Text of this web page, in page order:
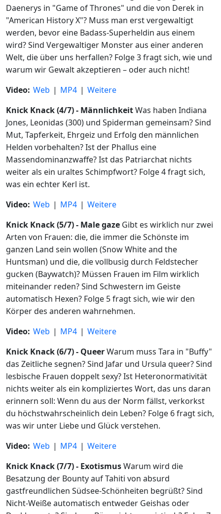
Daenerys in "Game of Thrones" und die von Derek in
"American History X"? Muss man erst vergewaltigt
werden, bevor eine Badass-Superheldin aus einem
wird? Sind Vergewaltiger Monster aus einer anderen
Welt, die über uns herfallen? Folge 3 fragt sich, wie und
warum wir Gewalt akzeptieren – oder auch nicht!
Video: Web | MP4 | Weitere
Knick Knack (4/7) - MännlichkeitWas haben Indiana
Jones, Leonidas (300) und Spiderman gemeinsam? Sind
Mut, Tapferkeit, Ehrgeiz und Erfolg den männlichen
Helden vorbehalten? Ist der Phallus eine
Massendominanzwaffe? Ist das Patriarchat nichts
weiter als ein uraltes Schimpfwort? Folge 4 fragt sich,
was ein echter Kerl ist.
Video: Web | MP4 | Weitere
Knick Knack (5/7) - Male gaze Gibt es wirklich nur zwei
Arten von Frauen: die, die immer die Schönste im
ganzen Land sein wollen (Snow White and the
Huntsman) und die, die vollbusig durch Feldstecher
gucken (Baywatch)? Müssen Frauen im Film wirklich
miteinander reden? Sind Schwestern im Geiste
automatisch Hexen? Folge 5 fragt sich, wie wir den
Körper des anderen wahrnehmen.
Video: Web | MP4 | Weitere
Knick Knack (6/7) - QueerWarum muss Tara in "Buffy"
das Zeitliche segnen? Sind Jafar und Ursula queer? Sind
lesbische Frauen doppelt sexy? Ist Heteronormativität
nichts weiter als ein kompliziertes Wort, das uns daran
erinnern soll: Wenn du aus der Norm fällst, verkorkst
du höchstwahrscheinlich dein Leben? Folge 6 fragt sich,
was wir unter Liebe und Glück verstehen.
Video: Web | MP4 | Weitere
Knick Knack (7/7) - ExotismusWarum wird die
Besatzung der Bounty auf Tahiti von absurd
gastfreundlichen Südsee-Schönheiten begrüßt? Sind
Nicht-Weiße automatisch entweder Geishas oder